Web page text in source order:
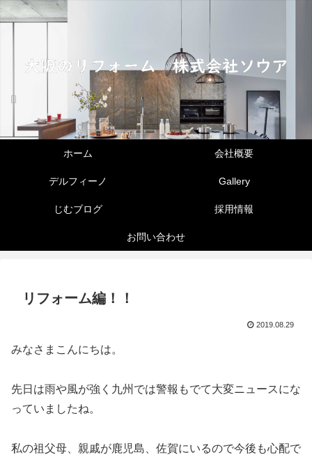
ホーム 会社概要
デルフィーノ Gallery
じむブログ 採用情報
お問い合わせ
リフォーム編！！
2019.08.29
みなさまこんにちは。
先日は雨や風が強く九州では警報もでて大変ニュースにな
っていましたね。
私の祖父母、親戚が鹿児島、佐賀にいるので今後も心配で